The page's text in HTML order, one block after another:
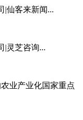
|仙客来新闻...
|灵芝咨询...
业产业化国家重点